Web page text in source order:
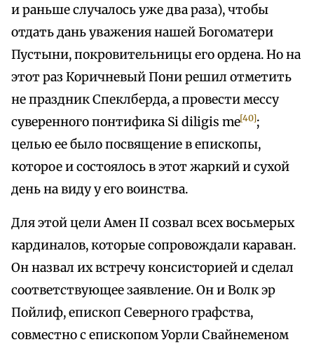
и раньше случалось уже два раза), чтобы
отдать дань уважения нашей Богоматери
Пустыни, покровительницы его ордена. Но на
этот раз Коричневый Пони решил отметить
не праздник Спеклберда, а провести мессу
суверенного понтифика Si diligis me[40];
целью ее было посвящение в епископы,
которое и состоялось в этот жаркий и сухой
день на виду у его воинства.
Для этой цели Амен II созвал всех восьмерых
кардиналов, которые сопровождали караван.
Он назвал их встречу консисторией и сделал
соответствующее заявление. Он и Волк эр
Пойлиф, епископ Северного графства,
совместно с епископом Уорли Свайнеменом